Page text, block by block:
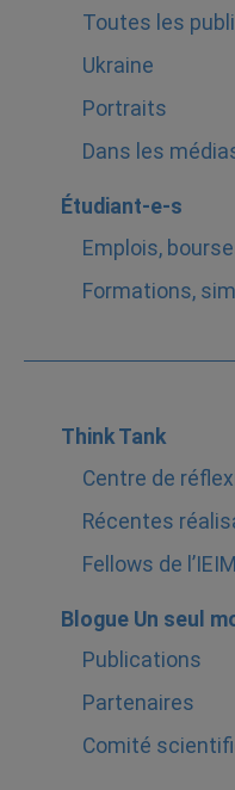
Toutes les
Ukraine
Portraits
Dans les
Étudiant-e-s
Emplois,
Formations,
Think Tank
Centre de
Récentes
Fellows de l’IEIM
Blogue Un seul
Publications
Partenaires
Comité